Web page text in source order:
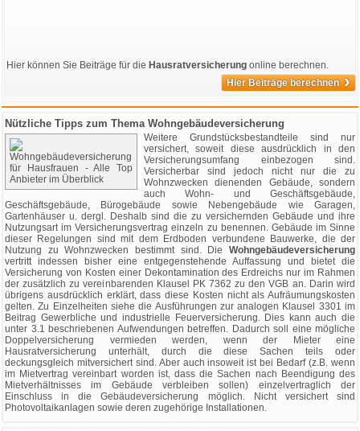
Hier können Sie Beiträge für die Hausratversicherung online berechnen.
Hier Beiträge berechnen ›
Nützliche Tipps zum Thema Wohngebäudeversicherung
Weitere Grundstücksbestandteile sind nur
versichert, soweit diese ausdrücklich in den
Versicherungsumfang einbezogen sind.
Versicherbar sind jedoch nicht nur die zu
Wohnzwecken dienenden Gebäude, sondern
auch Wohn- und Geschäftsgebäude,
Geschäftsgebäude, Bürogebäude sowie Nebengebäude wie Garagen,
Gartenhäuser u. dergl. Deshalb sind die zu versichernden Gebäude und ihre
Nutzungsart im Versicherungsvertrag einzeln zu benennen. Gebäude im Sinne
dieser Regelungen sind mit dem Erdboden verbundene Bauwerke, die der
Nutzung zu Wohnzwecken bestimmt sind. Die Wohngebäudeversicherung
vertritt indessen bisher eine entgegenstehende Auffassung und bietet die
Versicherung von Kosten einer Dekontamination des Erdreichs nur im Rahmen
der zusätzlich zu vereinbarenden Klausel PK 7362 zu den VGB an. Darin wird
übrigens ausdrücklich erklärt, dass diese Kosten nicht als Aufräumungskosten
gelten. Zu Einzelheiten siehe die Ausführungen zur analogen Klausel 3301 im
Beitrag Gewerbliche und industrielle Feuerversicherung. Dies kann auch die
unter 3.1 beschriebenen Aufwendungen betreffen. Dadurch soll eine mögliche
Doppelversicherung vermieden werden, wenn der Mieter eine
Hausratversicherung unterhält, durch die diese Sachen teils oder
deckungsgleich mitversichert sind. Aber auch insoweit ist bei Bedarf (z.B. wenn
im Mietvertrag vereinbart worden ist, dass die Sachen nach Beendigung des
Mietverhältnisses im Gebäude verbleiben sollen) einzelvertraglich der
Einschluss in die Gebäudeversicherung möglich. Nicht versichert sind
Photovoltaikanlagen sowie deren zugehörige Installationen.